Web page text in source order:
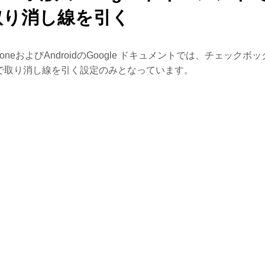
消し線を引く
およびAndroidのGoogle ドキュメントでは、チェックボッ
取り消し線を引く設定のみとなっています。